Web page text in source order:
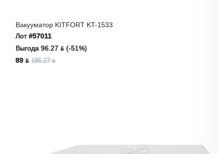
Вакууматор KITFORT KT-1533
Лот#57011
Выгода 96.27 ƃ (-51%)
89 ƃ 185.27 ƃ